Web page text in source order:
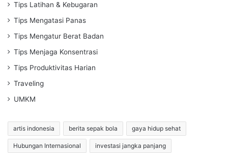
Tips Latihan & Kebugaran
Tips Mengatasi Panas
Tips Mengatur Berat Badan
Tips Menjaga Konsentrasi
Tips Produktivitas Harian
Traveling
UMKM
artis indonesia berita sepak bola gaya hidup sehat
Hubungan Internasional investasi jangka panjang